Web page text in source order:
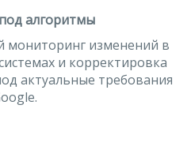
алгоритмы
мониторинг изменений в
и корректировка
актуальные требования